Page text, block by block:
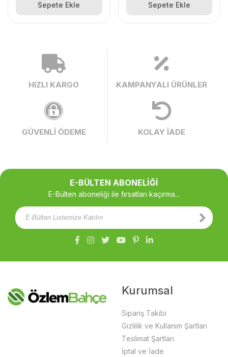
Sepete Ekle Sepete Ekle
HIZLI KARGO KAMPANYALI ÜRÜNLER
GÜVENLİ ÖDEME KOLAY İADE
E-BÜLTEN ABONELİĞİ
E-Bülten aboneliği ile fırsatları kaçırma...
Kurumsal
Sipariş Takibi
Gizlilik ve Kullanım Şartları
Teslimat Şartları
İptal ve İade